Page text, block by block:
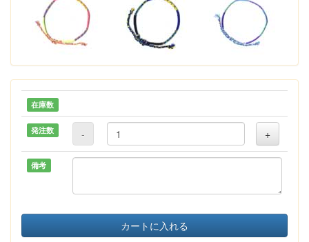
在庫数
発注数 - +
備考
カートに入れる